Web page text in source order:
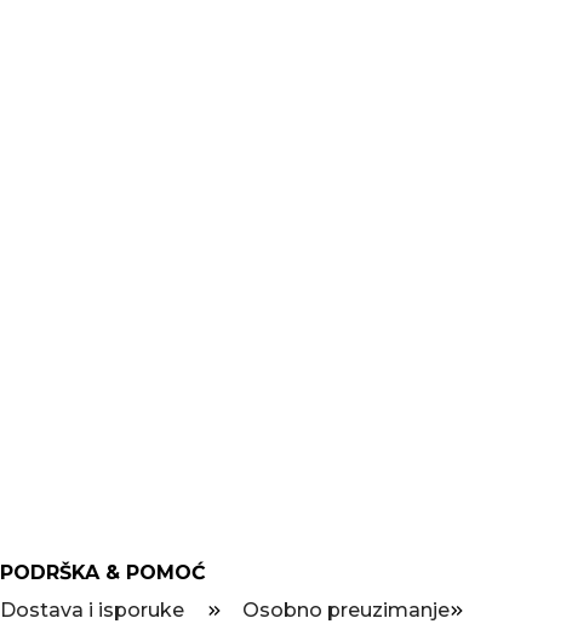
PODRŠKA & POMOĆ
Dostava i isporuke
Osobno preuzimanje